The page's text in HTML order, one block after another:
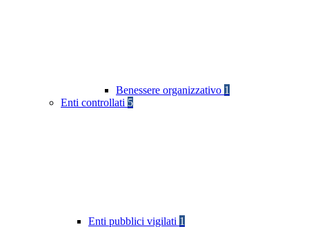
Benessere organizzativo 1
Enti controllati 5
Enti pubblici vigilati 1